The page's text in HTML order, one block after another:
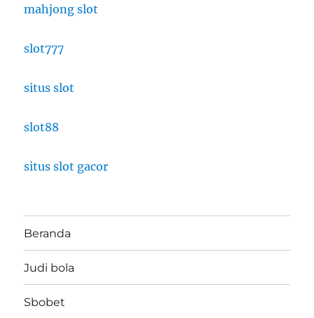
mahjong slot
slot777
situs slot
slot88
situs slot gacor
Beranda
Judi bola
Sbobet